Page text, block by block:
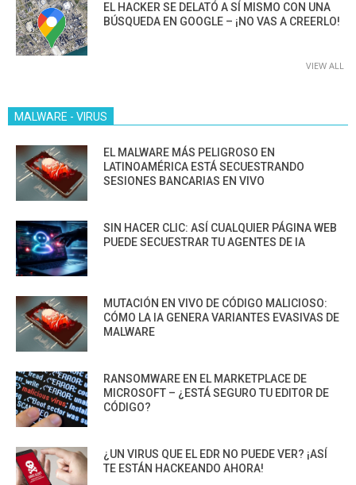
EL HACKER SE DELATÓ A SÍ MISMO CON UNA
BÚSQUEDA EN GOOGLE – ¡NO VAS A CREERLO!
VIEW ALL
MALWARE - VIRUS
EL MALWARE MÁS PELIGROSO EN
LATINOAMÉRICA ESTÁ SECUESTRANDO
SESIONES BANCARIAS EN VIVO
SIN HACER CLIC: ASÍ CUALQUIER PÁGINA WEB
PUEDE SECUESTRAR TU AGENTES DE IA
MUTACIÓN EN VIVO DE CÓDIGO MALICIOSO:
CÓMO LA IA GENERA VARIANTES EVASIVAS DE
MALWARE
RANSOMWARE EN EL MARKETPLACE DE
MICROSOFT – ¿ESTÁ SEGURO TU EDITOR DE
CÓDIGO?
¿UN VIRUS QUE EL EDR NO PUEDE VER? ¡ASÍ
TE ESTÁN HACKEANDO AHORA!